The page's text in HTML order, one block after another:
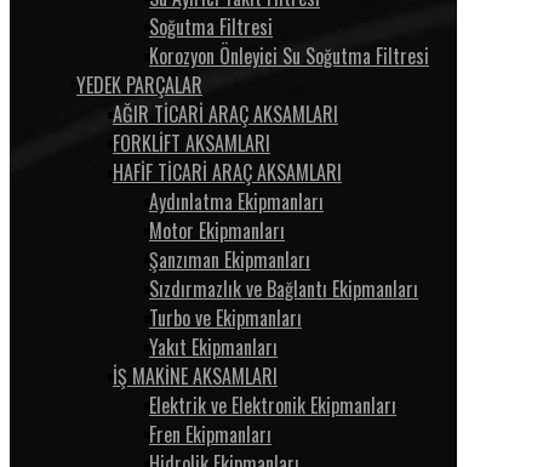
Soğutma Filtresi
Korozyon Önleyici Su Soğutma Filtresi
YEDEK PARÇALAR
AĞIR TİCARİ ARAÇ AKSAMLARI
FORKLİFT AKSAMLARI
HAFİF TİCARİ ARAÇ AKSAMLARI
Aydınlatma Ekipmanları
Motor Ekipmanları
Şanzıman Ekipmanları
Sızdırmazlık ve Bağlantı Ekipmanları
Turbo ve Ekipmanları
Yakıt Ekipmanları
İŞ MAKİNE AKSAMLARI
Elektrik ve Elektronik Ekipmanları
Fren Ekipmanları